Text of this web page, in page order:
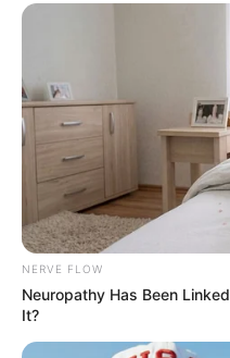
NERVE FLOW
Neuropathy Has Been
It?